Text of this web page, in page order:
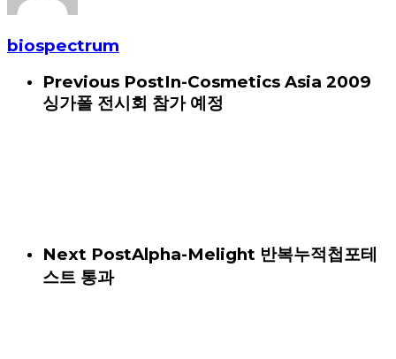
biospectrum
Previous PostIn-Cosmetics Asia 2009
싱가폴 전시회 참가 예정
Next PostAlpha-Melight 반복누적첩포테
스트 통과